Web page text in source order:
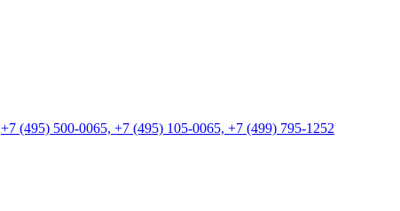
+7 (495) 500-0065, +7 (495) 105-0065, +7 (499) 795-1252